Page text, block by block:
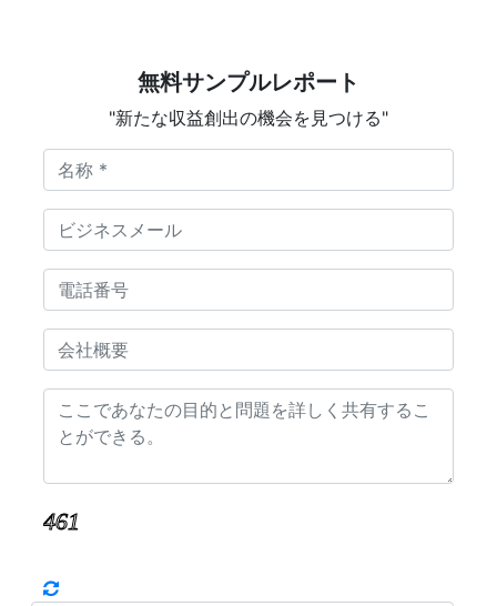
無料サンプルレポート
"新たな収益創出の機会を見つける"